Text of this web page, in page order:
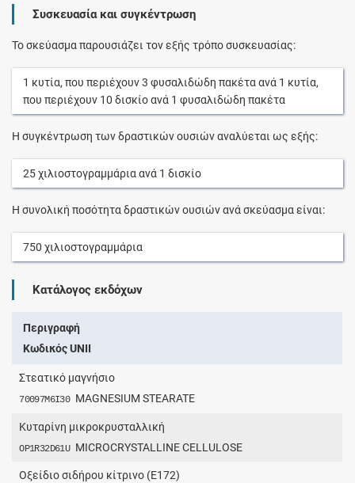
Συσκευασία και συγκέντρωση
Το σκεύασμα παρουσιάζει τον εξής τρόπο συσκευασίας:
1 κυτία, που περιέχουν3 φυσαλιδώδη πακέταανά 1 κυτία,
που περιέχουν 10 δισκίοανά 1 φυσαλιδώδη πακέτα
Η συγκέντρωση των δραστικών ουσιών αναλύεται ως εξής:
25χιλιοστογραμμάριαανά 1 δισκίο
Η συνολική ποσότητα δραστικών ουσιών ανά σκεύασμα είναι:
750 χιλιοστογραμμάρια
Κατάλογος εκδόχων
Περιγραφή
Κωδικός UNII
Στεατικό μαγνήσιο
70097M6I30 MAGNESIUM STEARATE
Κυταρίνη μικροκρυσταλλική
OP1R32D61U MICROCRYSTALLINE CELLULOSE
Οξείδιο σιδήρου κίτρινο (E172)